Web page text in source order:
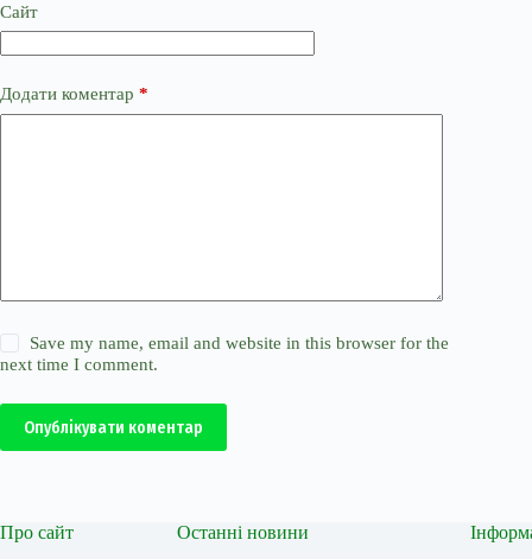
Сайт
Додати коментар *
Save my name, email and website in this browser for the
next time I comment.
Опублікувати коментар
Про сайт Останні новини